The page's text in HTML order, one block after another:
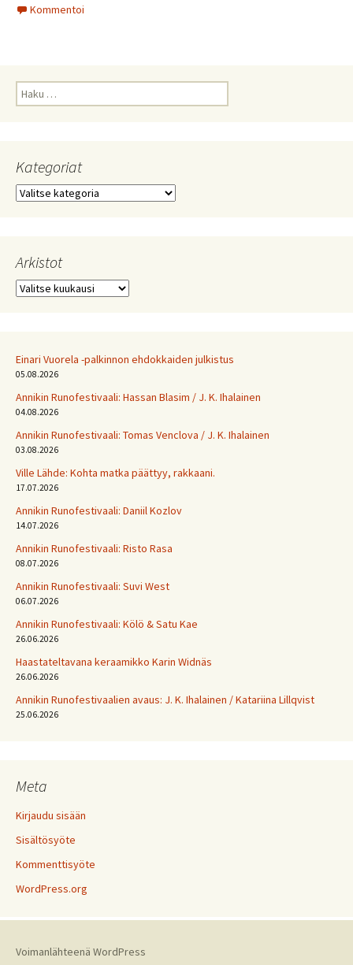
Kommentoi
Haku:
Kategoriat
Kategoriat
Arkistot
Arkistot
Einari Vuorela -palkinnon ehdokkaiden julkistus
05.08.2026
Annikin Runofestivaali: Has­san Bla­sim / J. K. Ihalainen
04.08.2026
Annikin Runofestivaali: Tomas Venclova / J. K. Ihalainen
03.08.2026
Ville Lähde: Kohta matka päättyy, rakkaani.
17.07.2026
Annikin Runofestivaali: Daniil Kozlov
14.07.2026
Annikin Runofestivaali: Risto Rasa
08.07.2026
Annikin Runofestivaali: Suvi West
06.07.2026
Annikin Runofestivaali: Kölö & Satu Kae
26.06.2026
Haastateltavana keraamikko Karin Widnäs
26.06.2026
Annikin Runofestivaalien avaus: J. K. Ihalainen / Katariina Lillqvist
25.06.2026
Meta
Kirjaudu sisään
Sisältösyöte
Kommenttisyöte
WordPress.org
Voimanlähteenä WordPress